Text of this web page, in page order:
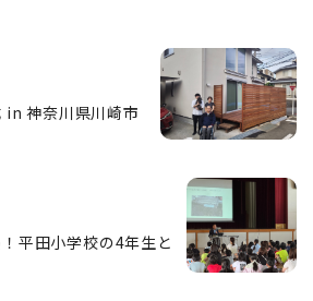
in 神奈川県川崎市
平田小学校の4年生と